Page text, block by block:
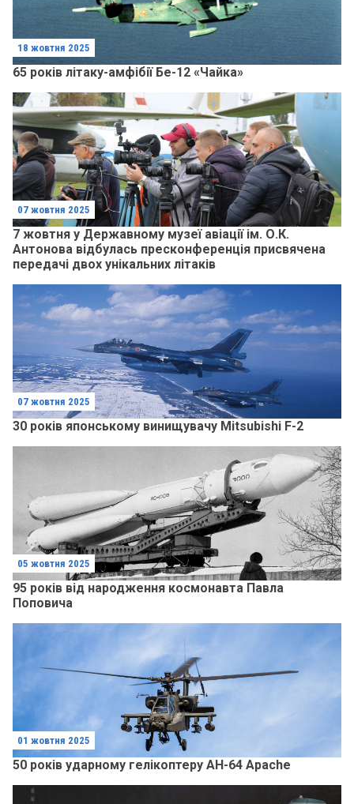
18 жовтня 2025
65 років літаку-амфібії Бе-12 «Чайка»
07 жовтня 2025
7 жовтня у Державному музеї авіації ім. О.К.
Антонова відбулась пресконференція присвячена
передачі двох унікальних літаків
07 жовтня 2025
30 років японському винищувачу Mitsubishi F-2
05 жовтня 2025
95 років від народження космонавта Павла
Поповича
01 жовтня 2025
50 років ударному гелікоптеру AH-64 Apache